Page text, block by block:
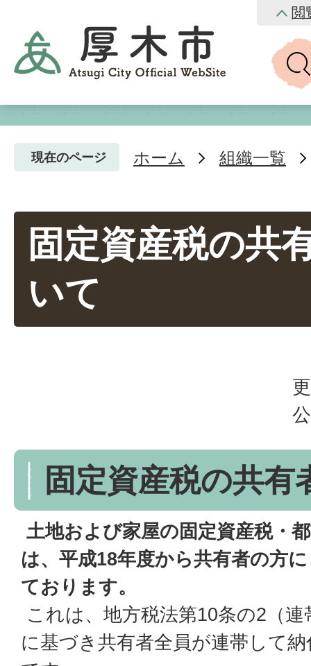
閲
現在のページ ホーム 組織一覧
固定資産税の共
いて
固定資産税の共有
土地および家屋の固定資産税・
は、平成18年度から共有者の方
ております。
これは、地方税法第10条の2（
に基づき共有者全員が連帯して